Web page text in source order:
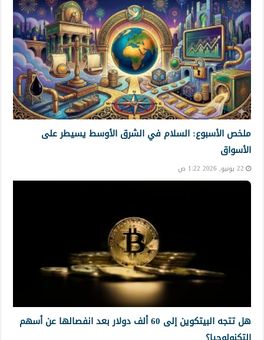
ملخص الأسبوع: السلام في الشرق الأوسط يسيطر على
الأسواق
22 يونيو, 2026 1:22 ص
هل تتجه البيتكوين إلى 60 ألف دولار بعد انفصالها عن أسهم